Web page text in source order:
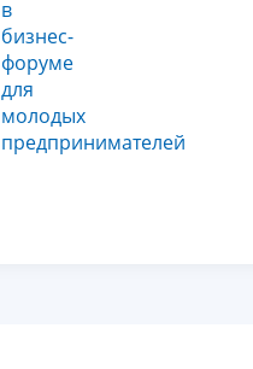
в
бизнес-
форуме
для
молодых
предпринимателей